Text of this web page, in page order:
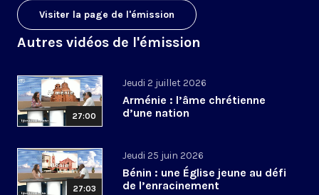
Visiter la page de l'émission
Autres vidéos de l'émission
27:00
Jeudi 2 juillet 2026
Arménie : l’âme chrétienne
d’une nation
27:03
Jeudi 25 juin 2026
Bénin : une Église jeune au défi
de l’enracinement